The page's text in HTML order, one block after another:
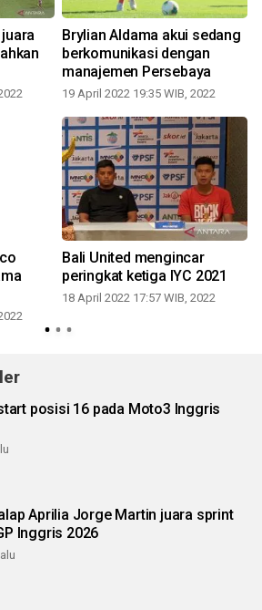
Brylian Aldama akui sedang
berkomunikasi dengan
manajemen Persebaya
19 April 2022 19:35 WIB, 2022
Bali United mengincar
peringkat ketiga IYC 2021
18 April 2022 17:57 WIB, 2022
posisi 16 pada Moto3 Inggris
Aprilia Jorge Martin juara sprint
Inggris 2026